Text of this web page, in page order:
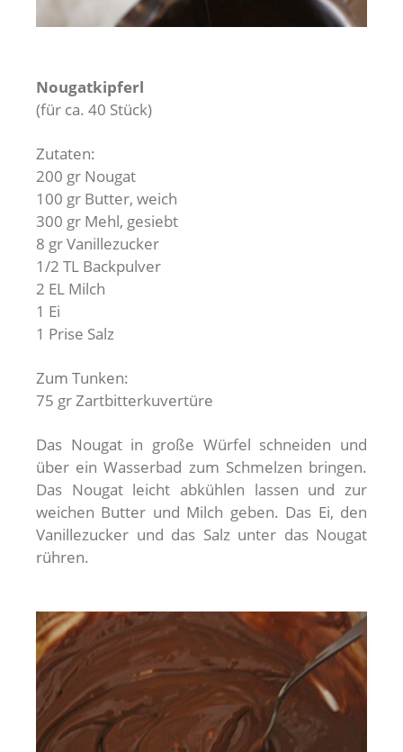
Nougatkipferl
(für ca. 40 Stück)
Zutaten:
200 gr Nougat
100 gr Butter, weich
300 gr Mehl, gesiebt
8 gr Vanillezucker
1/2 TL Backpulver
2 EL Milch
1 Ei
1 Prise Salz
Zum Tunken:
75 gr Zartbitterkuvertüre
Das Nougat in große Würfel schneiden und
über ein Wasserbad zum Schmelzen bringen.
Das Nougat leicht abkühlen lassen und zur
weichen Butter und Milch geben. Das Ei, den
Vanillezucker und das Salz unter das Nougat
rühren.